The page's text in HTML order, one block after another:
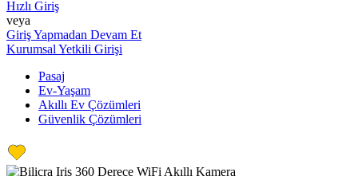
Hızlı Giriş
veya
Giriş Yapmadan Devam Et
Kurumsal Yetkili Girişi
Pasaj
Ev-Yaşam
Akıllı Ev Çözümleri
Güvenlik Çözümleri